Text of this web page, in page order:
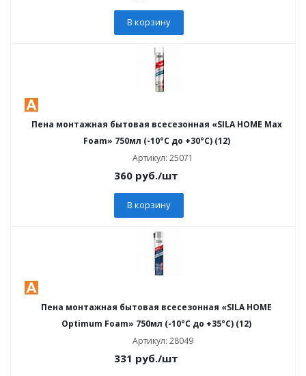
В корзину
Пена монтажная бытовая всесезонная «SILA HOME Max
Foam» 750мл (-10°C до +30°C) (12)
Артикул: 25071
360 руб./шт
В корзину
Пена монтажная бытовая всесезонная «SILA HOME
Optimum Foam» 750мл (-10°C до +35°C) (12)
Артикул: 28049
331 руб./шт